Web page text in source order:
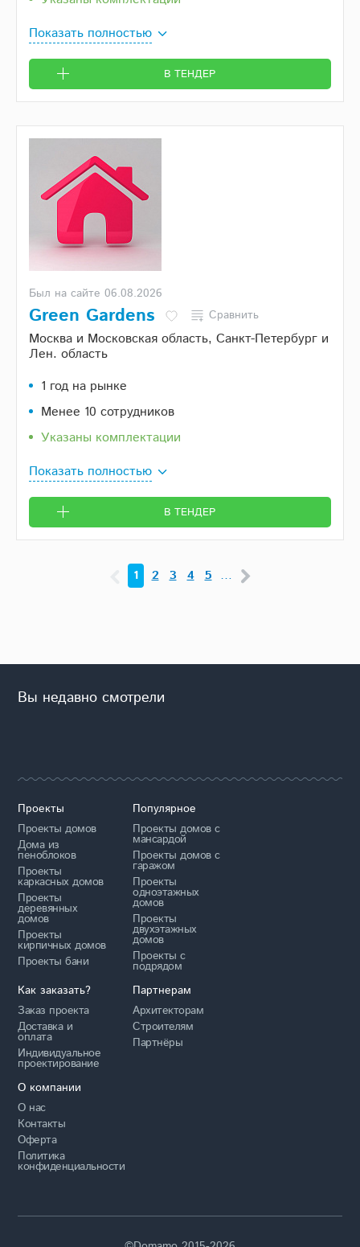
Показать полностью
В ТЕНДЕР
Был на сайте 06.08.2026
Green Gardens Сравнить
Москва и Московская область, Санкт-Петербург и
Лен. область
1 год на рынке
Менее 10 сотрудников
Указаны комплектации
Показать полностью
В ТЕНДЕР
1 2 3 4 5 …
Вы недавно смотрели
Проекты
Проекты домов
Дома из
пеноблоков
Проекты
каркасных домов
Проекты
деревянных
домов
Проекты
кирпичных домов
Проекты бани
Популярное
Проекты домов с
мансардой
Проекты домов с
гаражом
Проекты
одноэтажных
домов
Проекты
двухэтажных
домов
Проекты с
подрядом
Как заказать?
Заказ проекта
Доставка и
оплата
Индивидуальное
проектирование
Партнерам
Архитекторам
Строителям
Партнёры
О компании
О нас
Контакты
Оферта
Политика
конфиденциальности